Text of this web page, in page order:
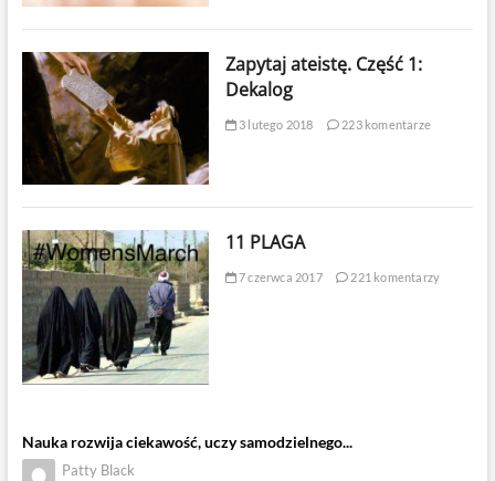
Zapytaj ateistę. Część 1:
Dekalog
3 lutego 2018 223 komentarze
11 PLAGA
7 czerwca 2017 221 komentarzy
Nauka rozwija ciekawość, uczy samodzielnego...
Patty Black